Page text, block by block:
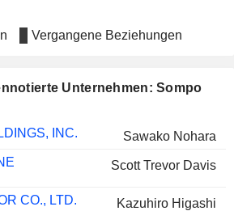
Vergangene Beziehungen
Unternehmen: Sompo
INC.
Sawako Nohara
Scott Trevor Davis
CO., LTD.
Kazuhiro Higashi